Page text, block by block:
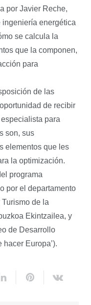
por Javier Reche,
energética
se calcula la
que la componen,
para
de las
de recibir
para
son, sus
elementos que les
la optimización.
programa
por el departamento
de la
Ekintzailea, y
de Desarrollo
hacer Europa’).